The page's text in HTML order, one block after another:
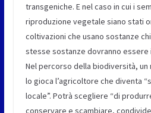
transgeniche. E nel caso in cui i
riproduzione vegetale siano stati
coltivazioni che usano sostanze
stesse sostanze dovranno
Nel percorso della biodiversità,
lo gioca l’agricoltore che diventa
locale”. Potrà scegliere “di
conservare e scambiare,